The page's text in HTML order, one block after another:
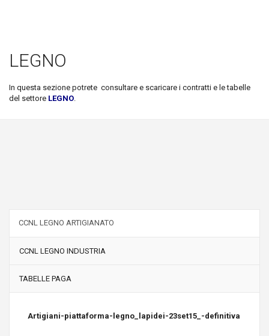
LEGNO
In questa sezione potrete consultare e scaricare i contratti e le tabelle
del settore LEGNO.
CCNL LEGNO ARTIGIANATO
CCNL LEGNO INDUSTRIA
TABELLE PAGA
Artigiani-piattaforma-legno_lapidei-23set15_-definitiva